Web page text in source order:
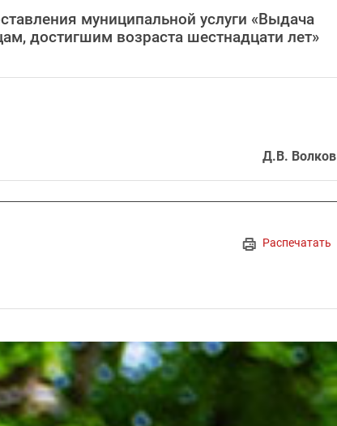
муниципальной услуги «Выдача
достигшим возраста шестнадцати лет»
Д.В. Волков
Распечатать